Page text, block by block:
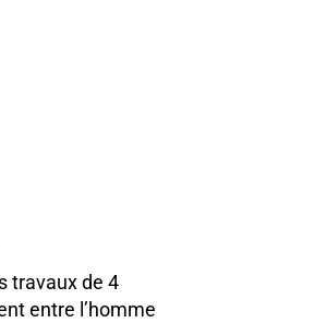
travaux de 4
entre l’homme